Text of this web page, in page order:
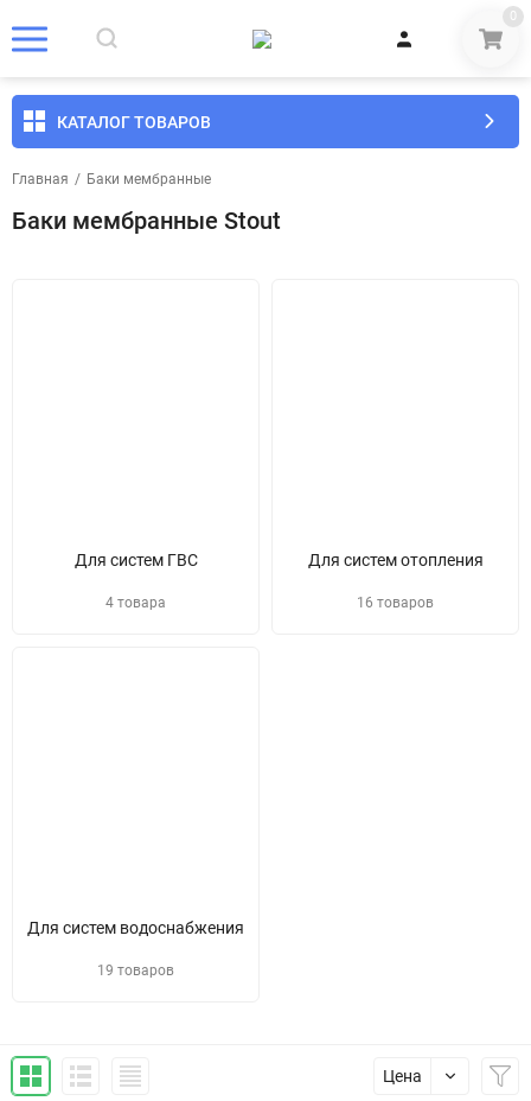
0
КАТАЛОГ ТОВАРОВ
Главная / Баки мембранные
Баки мембранные Stout
Для систем ГВС
4 товара
Для систем отопления
16 товаров
Для систем водоснабжения
19 товаров
Цена